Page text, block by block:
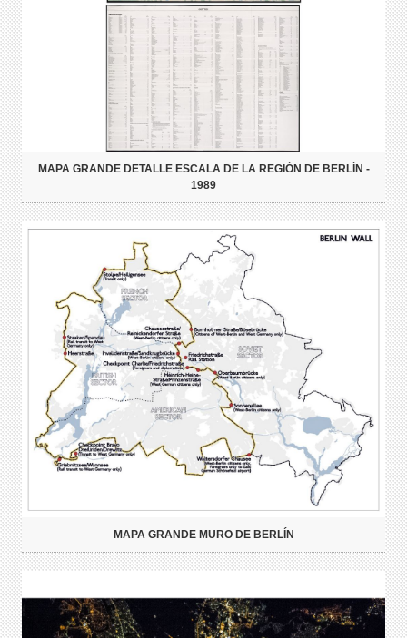
MAPA GRANDE DETALLE ESCALA DE LA REGIÓN DE BERLÍN -
1989
MAPA GRANDE MURO DE BERLÍN